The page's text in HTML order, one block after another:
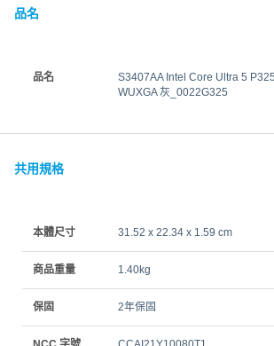
品名
品名
S3407AA Intel Core Ultra 5
WUXGA 灰_0022G325
共用規格
本體尺寸 31.52 x 22.34 x 1.59 cm
商品重量 1.40kg
保固 2年保固